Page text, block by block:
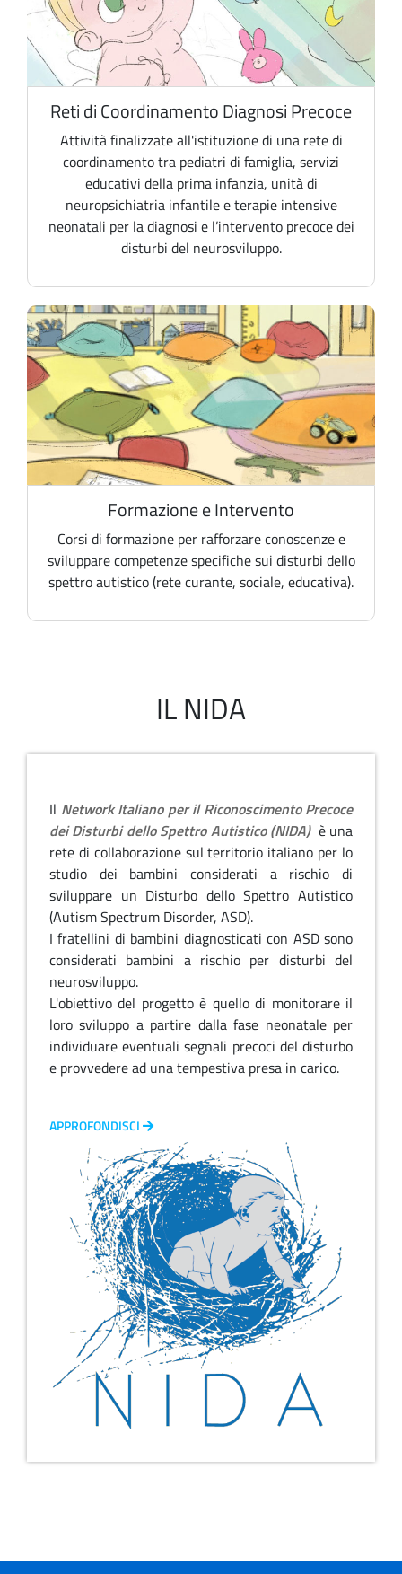
Reti di Coordinamento Diagnosi Precoce
Attività finalizzate all'istituzione di una rete di
coordinamento tra pediatri di famiglia, servizi
educativi della prima infanzia, unità di
neuropsichiatria infantile e terapie intensive
neonatali per la diagnosi e l’intervento precoce dei
disturbi del neurosviluppo.
Formazione e Intervento
Corsi di formazione per rafforzare conoscenze e
sviluppare competenze specifiche sui disturbi dello
spettro autistico (rete curante, sociale, educativa).
IL NIDA
Il Network Italiano per il Riconoscimento Precoce
dei Disturbi dello Spettro Autistico (NIDA) è una
rete di collaborazione sul territorio italiano per lo
studio dei bambini considerati a rischio di
sviluppare un Disturbo dello Spettro Autistico
(Autism Spectrum Disorder, ASD).
I fratellini di bambini diagnosticati con ASD sono
considerati bambini a rischio per disturbi del
neurosviluppo.
L'obiettivo del progetto è quello di monitorare il
loro sviluppo a partire dalla fase neonatale per
individuare eventuali segnali precoci del disturbo
e provvedere ad una tempestiva presa in carico.
APPROFONDISCI